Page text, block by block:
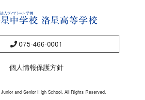
075-466-0001
個人情報保護方針
and Senior High School. All Rights Reserved.